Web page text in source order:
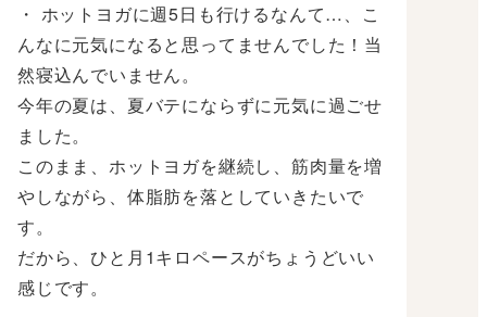
・ ホットヨガに週5日も行けるなんて…、こ
んなに元気になると思ってませんでした！当
然寝込んでいません。
今年の夏は、夏バテにならずに元気に過ごせ
ました。
このまま、ホットヨガを継続し、筋肉量を増
やしながら、体脂肪を落としていきたいで
す。
だから、ひと月1キロペースがちょうどいい
感じです。